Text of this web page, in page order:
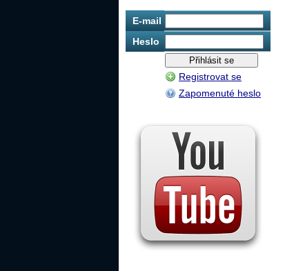
E-mail
Heslo
Registrovat se
Zapomenuté heslo